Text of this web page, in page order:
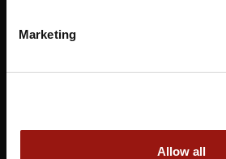
Marketing
Allow all